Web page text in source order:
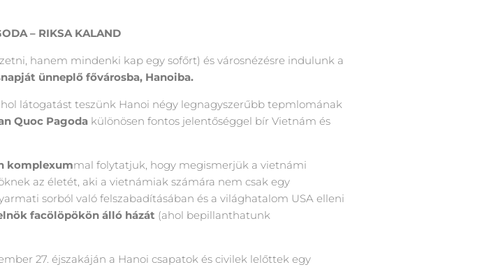
– RIKSA KALAND
hanem mindenki kap egy sofőrt) és városnézésre indulunk a
ünneplő fővárosba, Hanoiba.
látogatást teszünk Hanoi négy legnagyszerűbb tepmlomának
Quoc Pagoda különösen fontos jelentőséggel bír Vietnám és
komplexummal folytatjuk, hogy megismerjük a vietnámi
az életét, aki a vietnámiak számára nem csak egy
sorból való felszabadításában és a világhatalom USA elleni
facölöpökön álló házát (ahol bepillanthatunk
27. éjszakáján a Hanoi csapatok és civilek lelőttek egy